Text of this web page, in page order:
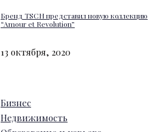
Бренд TSCH представил новую коллекцию
“Amour et Revolution”
13 октября, 2020
Бизнес
Недвижимость